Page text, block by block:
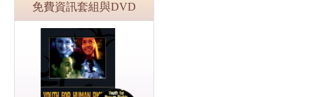
免費資訊套組與DVD